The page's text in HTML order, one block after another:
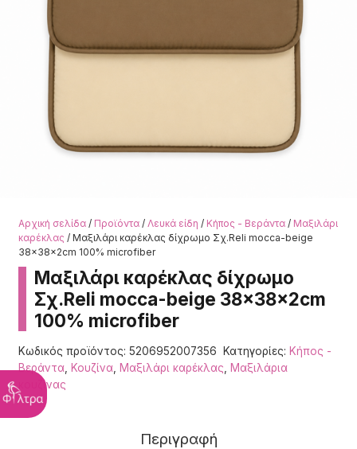
Αρχική σελίδα/ Προϊόντα/ Λευκά είδη / Κήπος - Βεράντα/ Μαξιλάρι
καρέκλας / Μαξιλάρι καρέκλας δίχρωμο Σχ.Reli mocca-beige
38x38x2cm 100% microfiber
Μαξιλάρι καρέκλας δίχρωμο
Σχ.Reli mocca-beige 38x38x2cm
100% microfiber
Κωδικός προϊόντος: 5206952007356 Κατηγορίες: Κήπος -
Βεράντα, Κουζίνα, Μαξιλάρι καρέκλας
Μαξιλάρια
κουζίνας
Περιγραφή